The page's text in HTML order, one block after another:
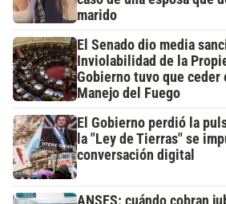
marido
El Senado dio media
Inviolabilidad de la
Gobierno tuvo que ceder
Manejo del Fuego
El Gobierno perdió la
la "Ley de Tierras" se
conversación digital
ANSES: cuándo cobran